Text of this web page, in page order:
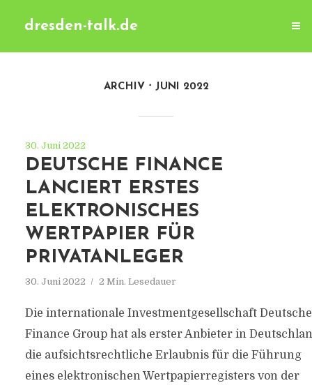
dresden-talk.de
ARCHIV JUNI 2022
30. Juni 2022
DEUTSCHE FINANCE
LANCIERT ERSTES
ELEKTRONISCHES
WERTPAPIER FÜR
PRIVATANLEGER
30. Juni 2022 2 Min. Lesedauer
Die internationale Investmentgesellschaft Deutsche
Finance Group hat als erster Anbieter in
die aufsichtsrechtliche Erlaubnis für die Führung
eines elektronischen Wertpapierregisters von der